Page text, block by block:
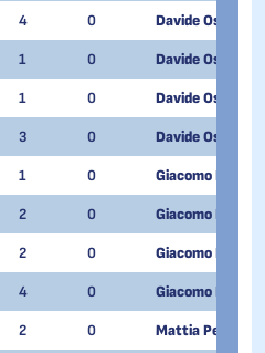
4 0 Davide Oss
1 0 Davide Oss
1 0 Davide Oss
3 0 Davide Oss
1 0 Giacomo Pedrini
2 0 Giacomo Pedrini
2 0 Giacomo Pedrini
4 0 Giacomo Pedrini
2 0 Mattia Peghini